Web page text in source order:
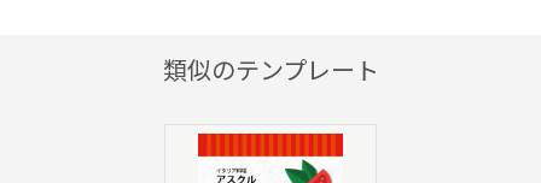
類似のテンプレート